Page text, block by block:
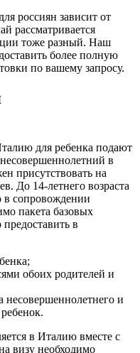
россиян зависит от
рассматривается
тоже разный. Наш
более полную
по вашему запросу.
для ребенка подают
в
присутствовать на
До 14-летнего возраста
в сопровождении
пакета базовых
в
обоих родителей и
несовершеннолетнего и
в Италию вместе с
визу необходимо